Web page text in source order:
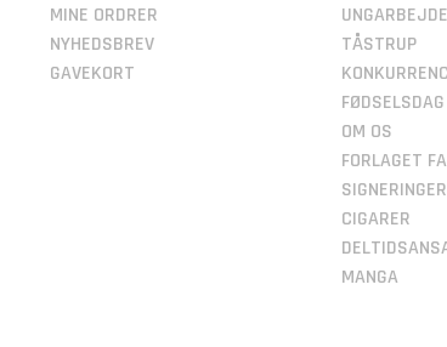
MINE ORDRER
NYHEDSBREV
GAVEKORT
TÅSTRUP
FØDSELSDAG
OM OS
FORLAGET
CIGARER
MANGA